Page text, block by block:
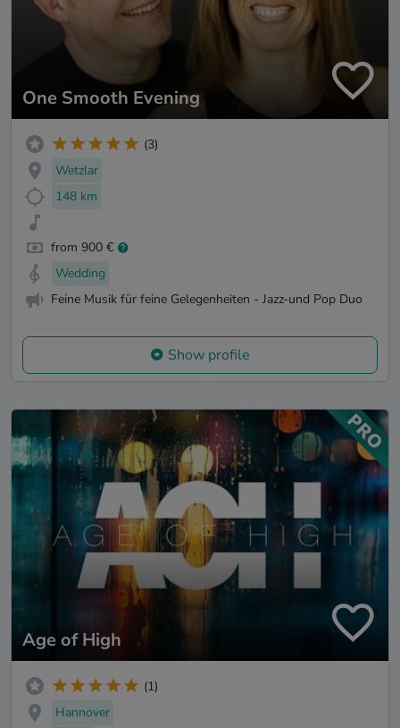
One Smooth Evening
(3)
Wetzlar
148 km
from 900 €
Wedding
Feine Musik für feine Gelegenheiten - Jazz-und Pop Duo
Show profile
Age of High
(1)
Hannover